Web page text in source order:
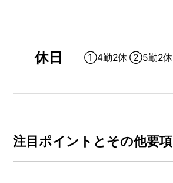
休日 ➀4勤2休 ②5勤2休
注⽬ポイントとその他要項